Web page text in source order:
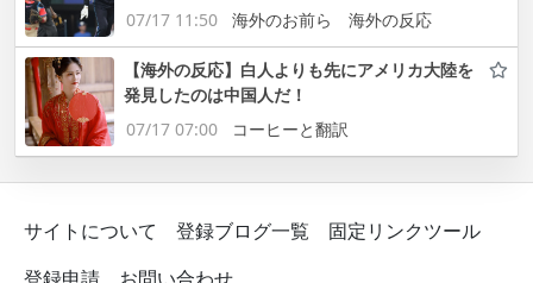
07/17 11:50
海外のお前ら 海外の反応
【海外の反応】白人よりも先にアメリカ大陸を
発見したのは中国人だ！
07/17 07:00
コーヒーと翻訳
サイトについて 登録ブログ一覧
固定リンクツール